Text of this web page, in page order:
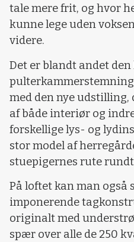
tale mere frit, og hvor
kunne lege uden
videre.
Det er blandt andet
med den nye udstilling,
af både interiør og
forskellige lys- og
stor model af
stuepigernes rute
På loftet kan man også
imponerende
originalt med
spær over alle de 250